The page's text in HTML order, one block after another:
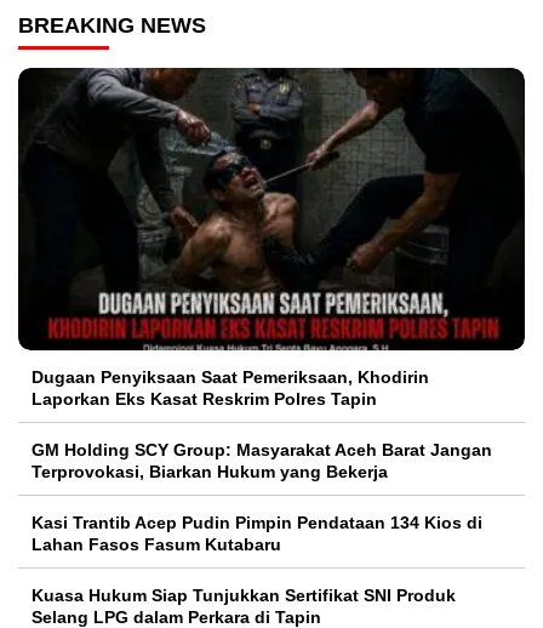
BREAKING NEWS
Dugaan Penyiksaan Saat Pemeriksaan, Khodirin
Laporkan Eks Kasat Reskrim Polres Tapin
GM Holding SCY Group: Masyarakat Aceh Barat Jangan
Terprovokasi, Biarkan Hukum yang Bekerja
Kasi Trantib Acep Pudin Pimpin Pendataan 134 Kios di
Lahan Fasos Fasum Kutabaru
Kuasa Hukum Siap Tunjukkan Sertifikat SNI Produk
Selang LPG dalam Perkara di Tapin